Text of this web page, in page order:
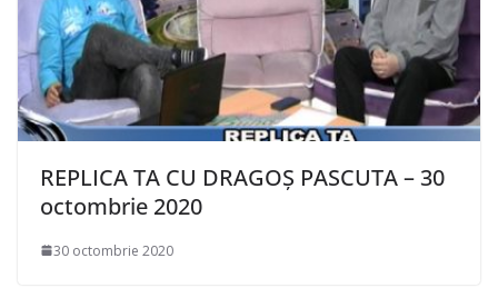
REPLICA TA CU DRAGOȘ PASCUTA – 30
octombrie 2020
30 octombrie 2020